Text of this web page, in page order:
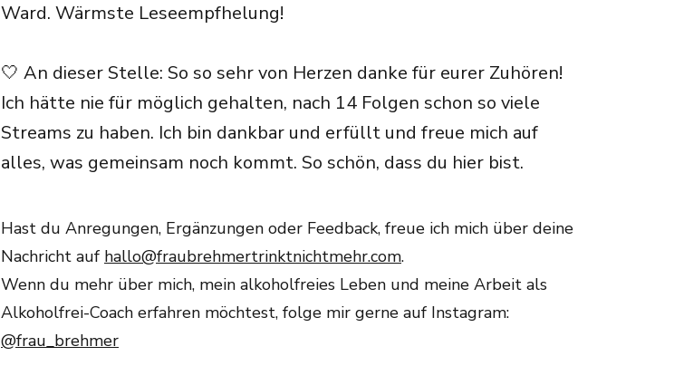
Ward. Wärmste Leseempfhelung!
🤍 An dieser Stelle: So so sehr von Herzen danke für eurer Zuhören!
Ich hätte nie für möglich gehalten, nach 14 Folgen schon so viele
Streams zu haben. Ich bin dankbar und erfüllt und freue mich auf
alles, was gemeinsam noch kommt. So schön, dass du hier bist.
Hast du Anregungen, Ergänzungen oder Feedback, freue ich mich über deine
Nachricht auf hallo@fraubrehmertrinktnichtmehr.com.
Wenn du mehr über mich, mein alkoholfreies Leben und meine Arbeit als
Alkoholfrei-Coach erfahren möchtest, folge mir gerne auf Instagram:
@frau_brehmer